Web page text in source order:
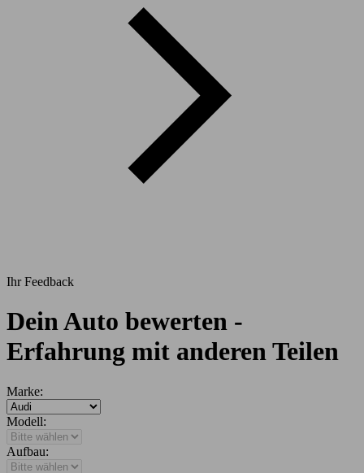
Ihr Feedback
Dein Auto bewerten -
Erfahrung mit anderen Teilen
Marke:
Modell:
Aufbau: